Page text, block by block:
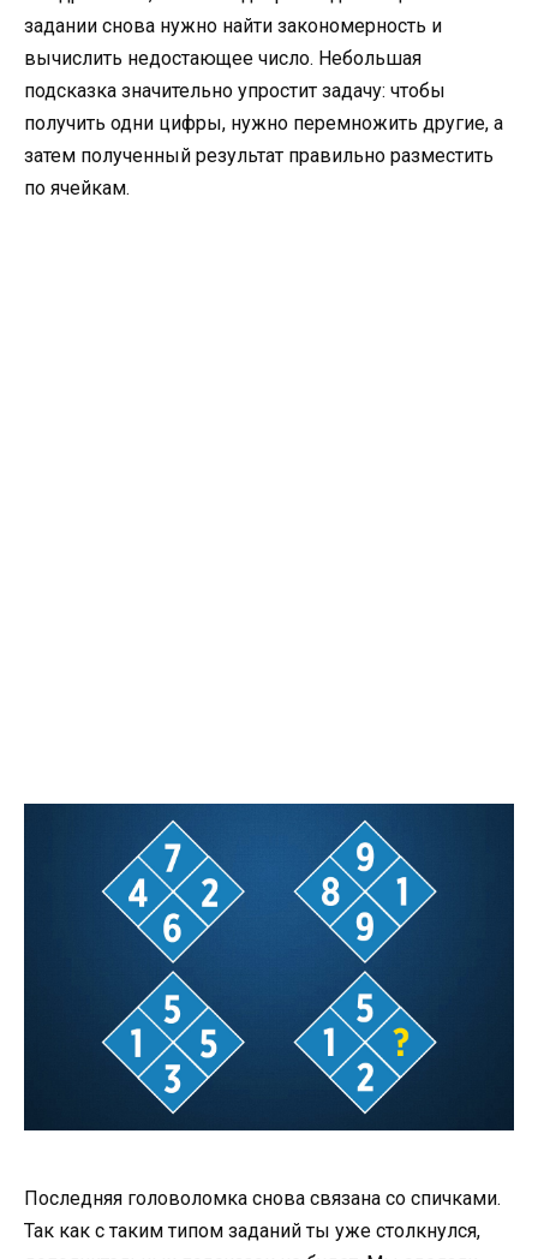
задании снова нужно найти закономерность и
вычислить недостающее число. Небольшая
подсказка значительно упростит задачу: чтобы
получить одни цифры, нужно перемножить другие, а
затем полученный результат правильно разместить
по ячейкам.
Последняя головоломка снова связана со спичками.
Так как с таким типом заданий ты уже столкнулся,